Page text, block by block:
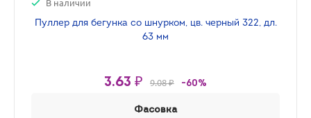
В наличии
Пуллер для бегунка со шнурком, цв. черный 322, дл.
63 мм
3.63 ₽ 9.08 ₽ -60%
Фасовка